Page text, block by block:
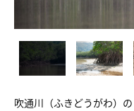
吹通川（ふきどうがわ）